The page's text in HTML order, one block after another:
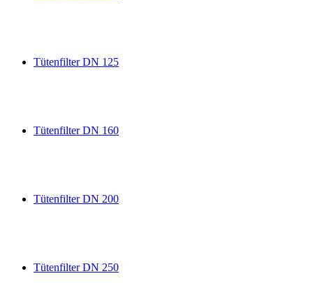
Tütenfilter DN 125
Tütenfilter DN 160
Tütenfilter DN 200
Tütenfilter DN 250